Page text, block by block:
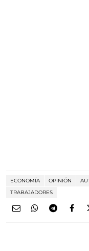
ECONOMÍA OPINIÓN
TRABAJADORES